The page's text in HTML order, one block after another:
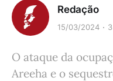
Redação
15/03/2024
O ataque da
Areeha e o